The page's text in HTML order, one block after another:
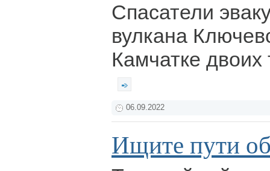
Спасатели
вулкана
Камчатке двоих
06.09.2022
Ищите пути